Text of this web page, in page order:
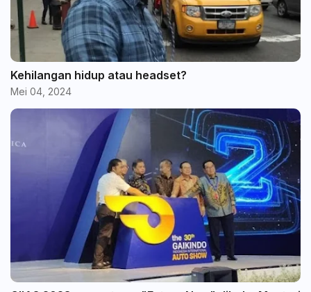
Kehilangan hidup atau headset?
Mei 04, 2024